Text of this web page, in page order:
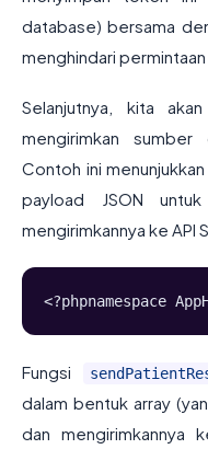
database) bersama
menghindari
Selanjutnya, kita
mengirimkan sumber
Contoh ini
payload JSON
mengirimkannya ke API
Fungsi
dalam bentuk array
dan mengirimkannya